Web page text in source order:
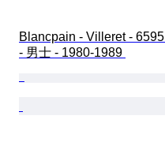
Blancpain - Villeret - 6595
- 男士 - 1980-1989